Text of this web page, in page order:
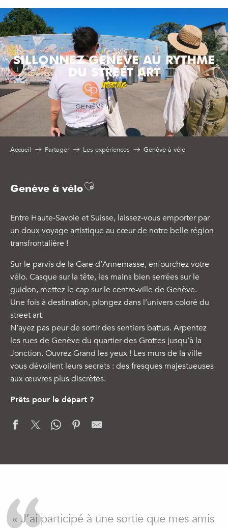
Aller
au
contenu
principal
SILLONNEZ GENÈVE AU RYTHME
DU STREET ART
Insolite
Accueil Partager Les expériences Genève à vélo
Genève à véloAjouter aux favoris
Entre Haute-Savoie et Suisse, laissez-vous emporter par
un doux voyage artistique au cœur de notre belle région
transfrontalière !
Sur le parvis de la Gare d’Annemasse, enfourchez votre
vélo. Casque sur la tête, les mains bien serrées sur le
guidon, mettez le cap sur le centre-ville de Genève.
Une fois à destination, plongez dans l’univers coloré du
street art.
N’ayez pas peur de sortir des sentiers battus. Arpentez
les rues de Genève du quartier des Grottes jusqu’à la
Jonction. Ouvrez Grand les yeux ! Les murs de la ville
vous dévoilent leurs secrets : des fresques majestueuses
aux œuvres plus discrètes.
Prêts pour le départ ?
« J’ai participé à une sortie que mes amis